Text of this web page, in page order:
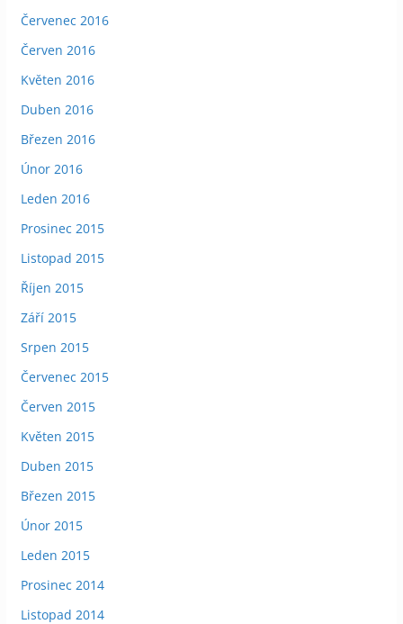
Červenec 2016
Červen 2016
Květen 2016
Duben 2016
Březen 2016
Únor 2016
Leden 2016
Prosinec 2015
Listopad 2015
Říjen 2015
Září 2015
Srpen 2015
Červenec 2015
Červen 2015
Květen 2015
Duben 2015
Březen 2015
Únor 2015
Leden 2015
Prosinec 2014
Listopad 2014